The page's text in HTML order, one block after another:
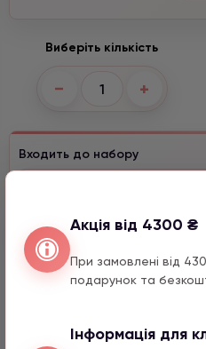
Акція від 4300 ₴
При замовлені від
подарунок та
Інформація для
Виберіть кількість
− +
Входить до набору
12 мм
Місяць з цирконом
1290 грн 1 шт.
990 грн 1 шт.